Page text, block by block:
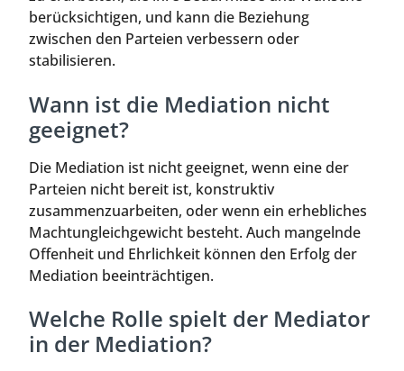
berücksichtigen, und kann die Beziehung
zwischen den Parteien verbessern oder
stabilisieren.
Wann ist die Mediation nicht
geeignet?
Die Mediation ist nicht geeignet, wenn eine der
Parteien nicht bereit ist, konstruktiv
zusammenzuarbeiten, oder wenn ein erhebliches
Machtungleichgewicht besteht. Auch mangelnde
Offenheit und Ehrlichkeit können den Erfolg der
Mediation beeinträchtigen.
Welche Rolle spielt der Mediator
in der Mediation?